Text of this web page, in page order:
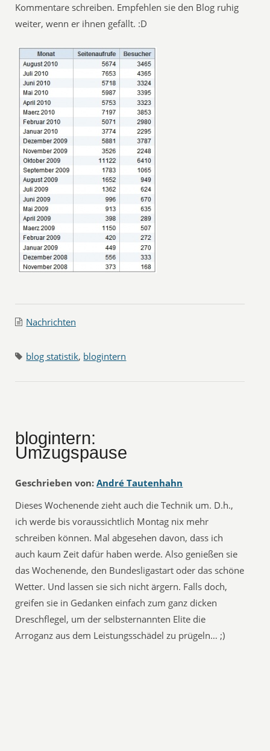
Kommentare schreiben. Empfehlen sie den Blog ruhig
weiter, wenn er ihnen gefällt. :D
Nachrichten
blog statistik, blogintern
blogintern:
Umzugspause
Geschrieben von: André Tautenhahn
Dieses Wochenende zieht auch die Technik um. D.h.,
ich werde bis voraussichtlich Montag nix mehr
schreiben können. Mal abgesehen davon, dass ich
auch kaum Zeit dafür haben werde. Also genießen sie
das Wochenende, den Bundesligastart oder das schöne
Wetter. Und lassen sie sich nicht ärgern. Falls doch,
greifen sie in Gedanken einfach zum ganz dicken
Dreschflegel, um der selbsternannten Elite die
Arroganz aus dem Leistungsschädel zu prügeln… ;)